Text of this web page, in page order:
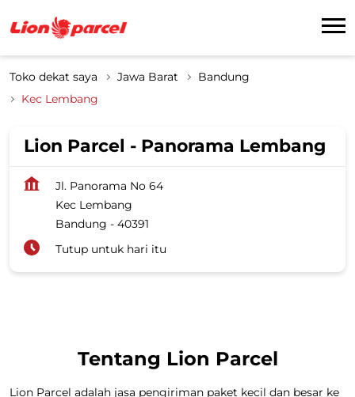
Toko dekat saya Jawa Barat
Bandung
Kec Lembang
Lion Parcel - Panorama Lembang
Jl. Panorama No 64
Kec Lembang
Bandung - 40391
Tutup untuk hari itu